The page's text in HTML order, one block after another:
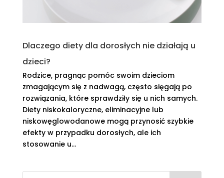
Dlaczego diety dla dorosłych nie działają u
dzieci?
Rodzice, pragnąc pomóc swoim dzieciom
zmagającym się z nadwagą, często sięgają po
rozwiązania, które sprawdziły się u nich samych.
Diety niskokaloryczne, eliminacyjne lub
niskowęglowodanowe mogą przynosić szybkie
efekty w przypadku dorosłych, ale ich
stosowanie u...